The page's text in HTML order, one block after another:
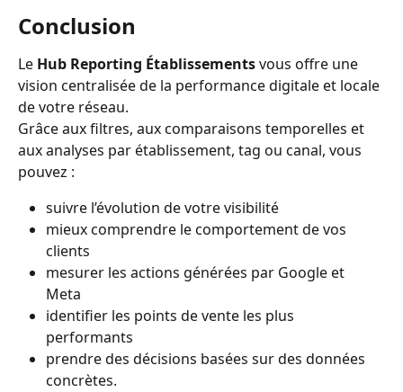
Conclusion
Le Hub Reporting Établissements vous offre une
vision centralisée de la performance digitale et locale
de votre réseau.
Grâce aux filtres, aux comparaisons temporelles et
aux analyses par établissement, tag ou canal, vous
pouvez :
suivre l’évolution de votre visibilité
mieux comprendre le comportement de vos
clients
mesurer les actions générées par Google et
Meta
identifier les points de vente les plus
performants
prendre des décisions basées sur des données
concrètes.